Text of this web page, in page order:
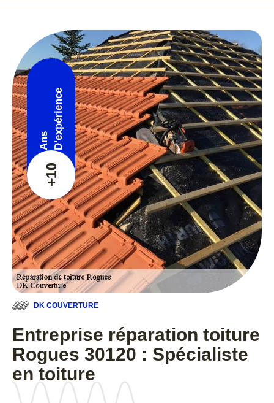
+10
Ans D'expérience
DK COUVERTURE
Entreprise réparation toiture
Rogues 30120 : Spécialiste
en toiture